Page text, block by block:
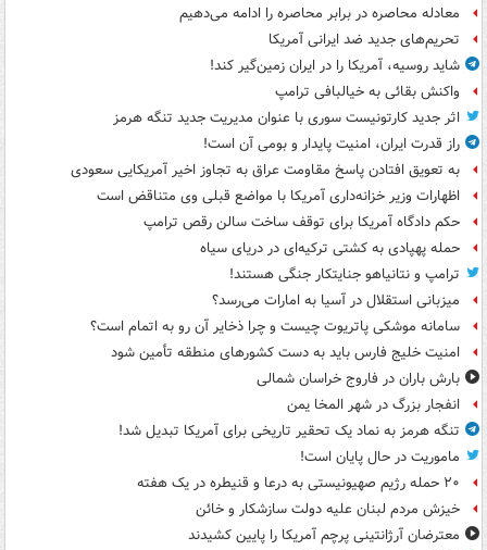
معادله محاصره در برابر محاصره را ادامه می‌دهیم
تحریم‌های جدید ضد ایرانی آمریکا
شاید روسیه، آمریکا را در ایران زمین‌گیر کند!
واکنش بقائی به خیالبافی ترامپ
اثر جدید کارتونیست سوری با عنوان مدیریت جدید تنگه هرمز
راز قدرت ایران، امنیت پایدار و بومی آن است!
به تعویق افتادن پاسخ مقاومت عراق به تجاوز اخیر آمریکایی سعودی
اظهارات وزیر خزانه‌داری آمریکا با مواضع قبلی وی متناقض است
حکم دادگاه آمریکا برای توقف ساخت سالن رقص ترامپ
حمله پهپادی به کشتی ترکیه‌ای در دریای سیاه
ترامپ و نتانیاهو جنایتکار جنگی هستند!
میزبانی استقلال در آسیا به امارات می‌رسد؟
سامانه موشکی پاتریوت چیست و چرا ذخایر آن رو به اتمام است؟
امنیت خلیج فارس باید به دست کشورهای منطقه تأمین شود
بارش باران در فاروج خراسان شمالی
انفجار بزرگ در شهر المخا یمن
تنگه هرمز به نماد یک تحقیر تاریخی برای آمریکا تبدیل شد!
ماموریت در حال پایان است!
۲۰ حمله رژیم صهیونیستی به درعا و قنیطره در یک هفته
خیزش مردم لبنان علیه دولت سازشکار و خائن
معترضان آرژانتینی پرچم آمریکا را پایین کشیدند